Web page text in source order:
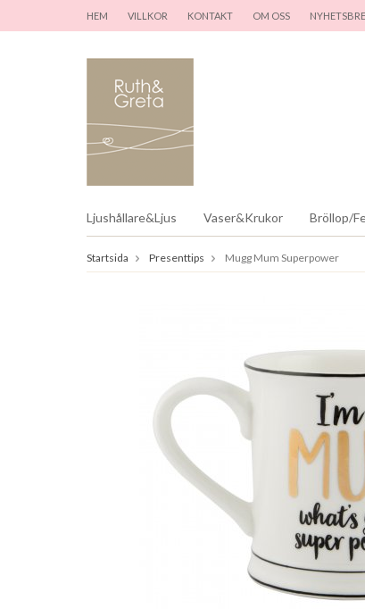
HEM VILLKOR KONTAKT OM OSS
Ljushållare&Ljus Vaser&Krukor Bröllop/
Startsida Presenttips Mugg Mum Superpower